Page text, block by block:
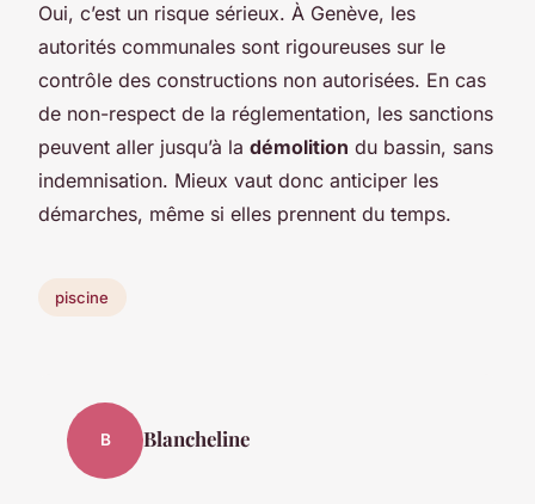
Oui, c’est un risque sérieux. À Genève, les
autorités communales sont rigoureuses sur le
contrôle des constructions non autorisées. En cas
de non-respect de la réglementation, les sanctions
peuvent aller jusqu’à la démolition du bassin, sans
indemnisation. Mieux vaut donc anticiper les
démarches, même si elles prennent du temps.
piscine
B Blancheline